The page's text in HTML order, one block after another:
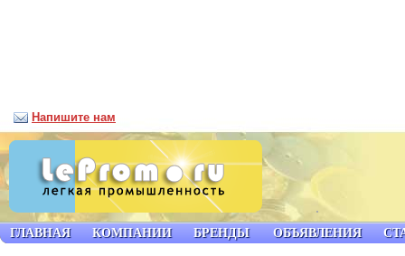
ГЛАВНАЯ КОМПАНИИ БРЕНДЫ ОБЪЯВЛЕНИЯ
Напишите нам